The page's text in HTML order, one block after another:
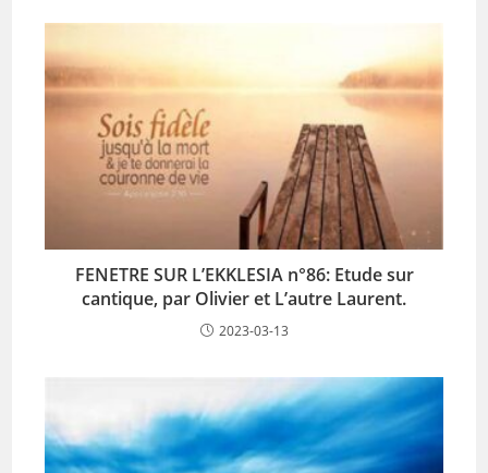
FENETRE SUR L’EKKLESIA n°86: Etude sur
cantique, par Olivier et L’autre Laurent.
2023-03-13